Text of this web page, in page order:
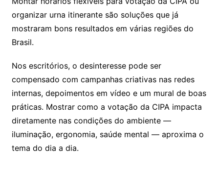
organizar urna itinerante são soluções que já
mostraram bons resultados em várias regiões do
Brasil.
Nos escritórios, o desinteresse pode ser
compensado com campanhas criativas nas redes
internas, depoimentos em vídeo e um mural de boas
práticas. Mostrar como a votação da CIPA impacta
diretamente nas condições do ambiente —
iluminação, ergonomia, saúde mental — aproxima o
tema do dia a dia.